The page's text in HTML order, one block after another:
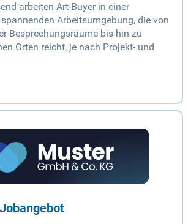
arbeiten Art-Buyer in einer
Arbeitsumgebung, die von
Besprechungsräume bis hin zu
Orten reicht, je nach Projekt- und